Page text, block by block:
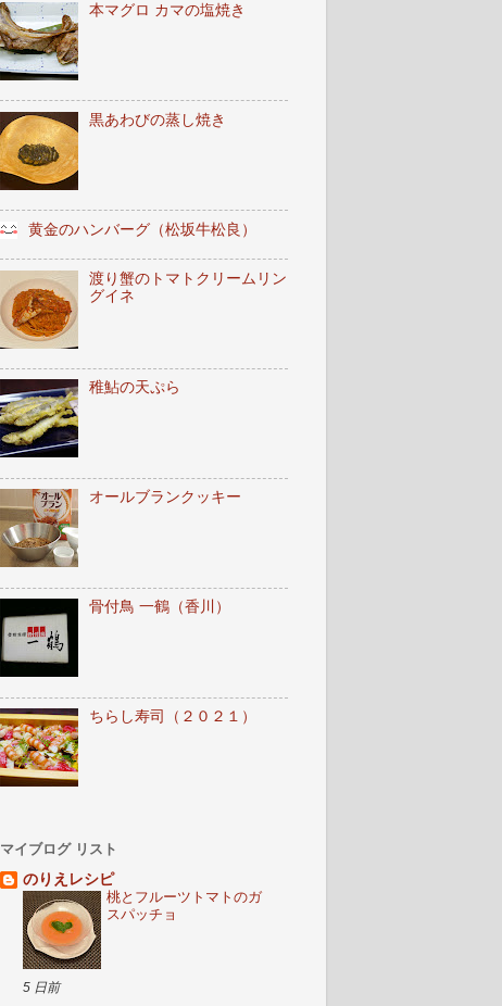
本マグロ カマの塩焼き
黒あわびの蒸し焼き
黄金のハンバーグ（松坂牛松良）
渡り蟹のトマトクリームリン
グイネ
稚鮎の天ぷら
オールブランクッキー
骨付鳥 一鶴（香川）
ちらし寿司（２０２１）
マイブログ リスト
のりえレシピ
桃とフルーツトマトのガ
スパッチョ
5 日前